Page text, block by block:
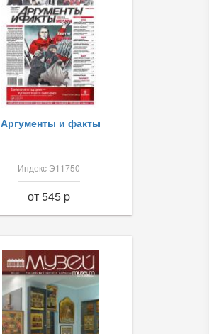
Аргументы и факты
Индекс Э11750
от 545 p